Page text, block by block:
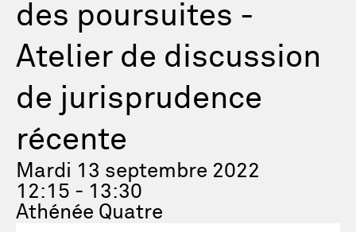
des poursuites -
Atelier de discussion
de jurisprudence
récente
Mardi 13 septembre 2022
12:15 - 13:30
Athénée Quatre